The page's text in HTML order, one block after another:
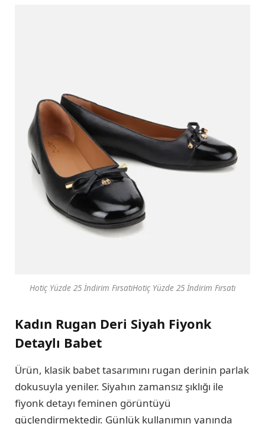
Hotiç Yüzde 25 İndirim FırsatıHotiç Yüzde 25 İndirim Fırsatı
Kadın Rugan Deri Siyah Fiyonk
Detaylı Babet
Ürün, klasik babet tasarımını rugan derinin parlak
dokusuyla yeniler. Siyahın zamansız şıklığı ile
fiyonk detayı feminen görüntüyü
güçlendirmektedir. Günlük kullanımın yanında